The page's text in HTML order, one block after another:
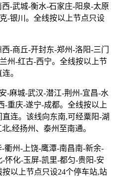
-武城-衡水-石家庄-阳泉-太原
-银川。全线按以上节点只设
-商丘-开封东-郑州-洛阳-三门
州-红古-西宁。全线按以上节
。
-麻城-武汉-潜江-荆州-宜昌-水
-重庆-遂宁-成都。全线按以上
连。该线向东南,可经粟阳-湖
,经扬州、泰州至南通。
州-上饶-鹰潭-南昌南-新余-
怀化-玉屏-凯里-都匀-贵阳-安
以上节点只设24个停车站,站